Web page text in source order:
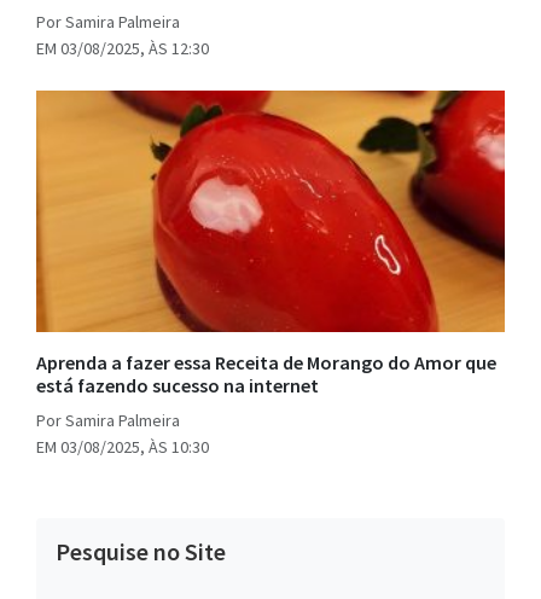
Por Samira Palmeira
EM 03/08/2025, ÀS 12:30
Aprenda a fazer essa Receita de Morango do Amor que
está fazendo sucesso na internet
Por Samira Palmeira
EM 03/08/2025, ÀS 10:30
Pesquise no Site